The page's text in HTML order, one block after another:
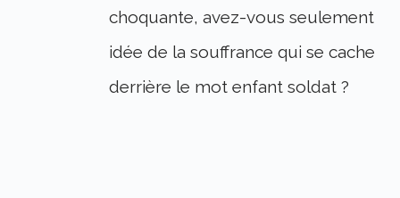
choquante, avez-vous seulement
idée de la souffrance qui se cache
derrière le mot enfant soldat ?